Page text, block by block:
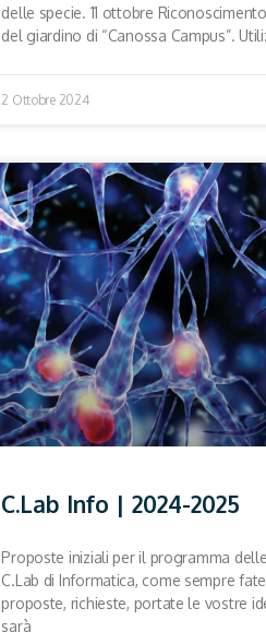
delle specie. 11 ottobre
del giardino di “Canossa Campus”.
2 Ottobre 2024
C.Lab Info | 2024-2025
Proposte iniziali per il programma
C.Lab di Informatica, come sempre
proposte, richieste, portate le vostre
sarà